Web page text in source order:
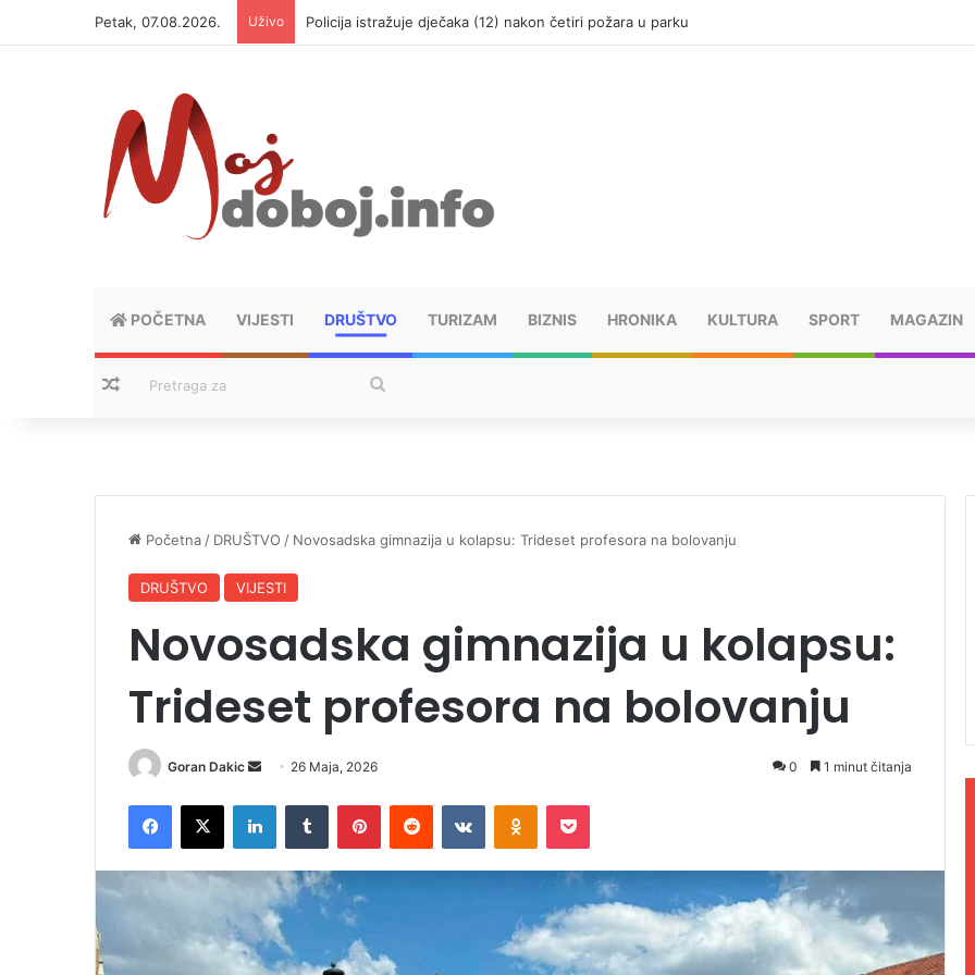
Petak, 07.08.2026. Uživo Policija istražuje dječaka (12) nakon četiri požara u parku
POČETNA VIJESTI DRUŠTVO TURIZAM BIZNIS HRONIKA KULTURA SPORT MAGAZIN
Nasumični tekstovi
Početna / DRUŠTVO / Novosadska gimnazija u kolapsu: Trideset profesora na bolovanju
DRUŠTVO VIJESTI
Novosadska gimnazija u kolapsu:
Trideset profesora na bolovanju
Goran Dakic
d
a
e
m
26 Maja, 2026 0 1 minut čitanja